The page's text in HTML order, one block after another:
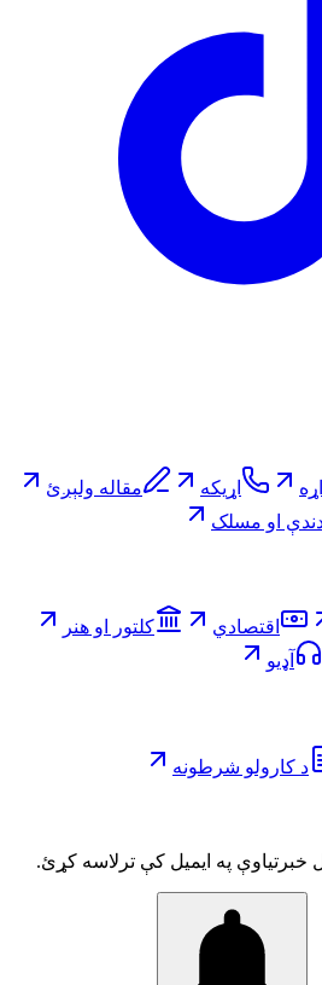
اړیکه
مقاله ولېږئ
او مسلک
اقتصادي
کلتور او هنر
آډیو
د کارولو شرطونه
په ایمیل کې ترلاسه کړئ.